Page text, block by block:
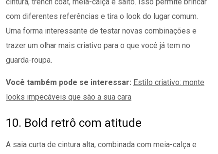
com diferentes referências e tira o look do lugar comum.
Uma forma interessante de testar novas combinações e
trazer um olhar mais criativo para o que você já tem no
guarda-roupa.
Você também pode se interessar: Estilo criativo: monte
looks impecáveis que são a sua cara
10. Bold retrô com atitude
A saia curta de cintura alta, combinada com meia-calça e